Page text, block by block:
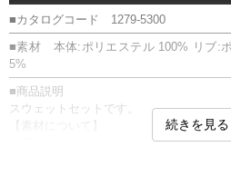
■カタログコード 1279-5300
■素材 本体:ポリエステル 100% リブ:
5%
■商品説明
スウェットセットです。
表裏ふわふわとしたボアフリース素材。
続きを見る